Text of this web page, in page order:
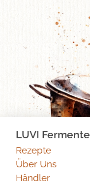
LUVI Fermente
Rezepte
Über Uns
Händler